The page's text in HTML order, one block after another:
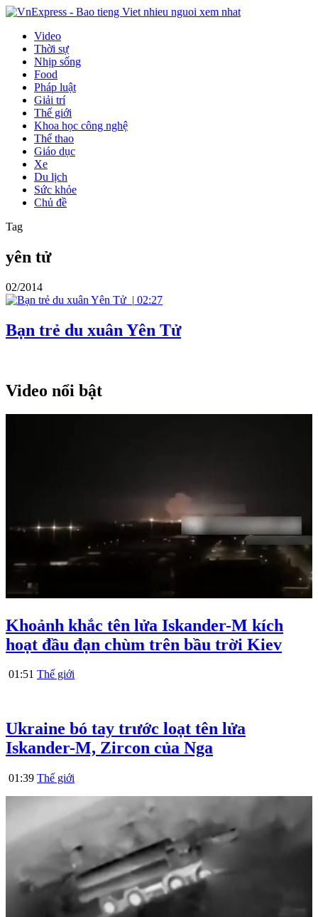
Video
Thời sự
Nhịp sống
Food
Pháp luật
Giải trí
Thế giới
Khoa học công nghệ
Thể thao
Giáo dục
Xe
Du lịch
Sức khỏe
Chủ đề
Tag
yên tử
02/2014
| 02:27
Bạn trẻ du xuân Yên Tử
Video nổi bật
Khoảnh khắc tên lửa Iskander-M kích
hoạt đầu đạn chùm trên bầu trời Kiev
01:51 Thế giới
Ukraine bó tay trước loạt tên lửa
Iskander-M, Zircon của Nga
01:39 Thế giới